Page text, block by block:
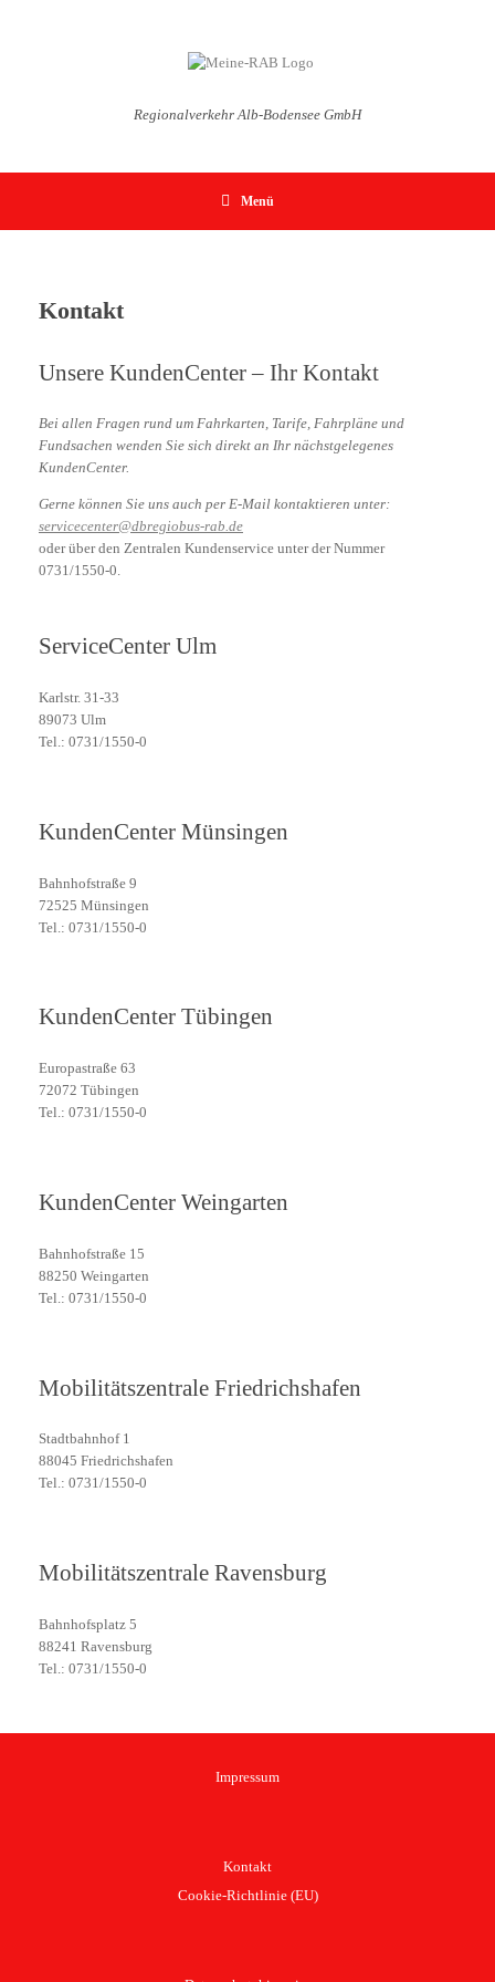
Regionalverkehr Alb-Bodensee GmbH
Menü
Kontakt
Unsere KundenCenter – Ihr Kontakt
Bei allen Fragen rund um Fahrkarten, Tarife, Fahrpläne und
Fundsachen wenden Sie sich direkt an Ihr nächstgelegenes
KundenCenter.
Gerne können Sie uns auch per E-Mail kontaktieren unter:
servicecenter@dbregiobus-rab.de
oder über den Zentralen Kundenservice unter der Nummer
0731/1550-0.
ServiceCenter Ulm
Karlstr. 31-33
89073 Ulm
Tel.: 0731/1550-0
KundenCenter Münsingen
Bahnhofstraße 9
72525 Münsingen
Tel.: 0731/1550-0
KundenCenter Tübingen
Europastraße 63
72072 Tübingen
Tel.: 0731/1550-0
KundenCenter Weingarten
Bahnhofstraße 15
88250 Weingarten
Tel.: 0731/1550-0
Mobilitätszentrale Friedrichshafen
Stadtbahnhof 1
88045 Friedrichshafen
Tel.: 0731/1550-0
Mobilitätszentrale Ravensburg
Bahnhofsplatz 5
88241 Ravensburg
Tel.: 0731/1550-0
Impressum
Kontakt
Cookie-Richtlinie (EU)